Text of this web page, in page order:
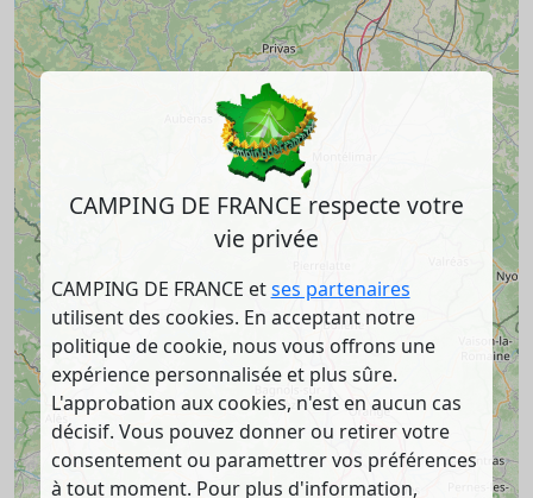
CAMPING DE FRANCE respecte votre
vie privée
CAMPING DE FRANCE etses partenaires
utilisent des cookies. En acceptant notre
politique de cookie, nous vous offrons une
expérience personnalisée et plus sûre.
L'approbation aux cookies, n'est en aucun cas
décisif. Vous pouvez donner ou retirer votre
consentement ou paramettrer vos préférences
à tout moment. Pour plus d'information,